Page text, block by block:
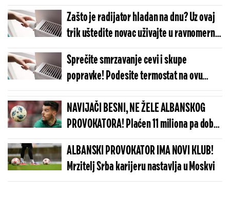
kada žure
Zašto je radijator hladan na dnu? Uz ovaj
trik uštedite novac uživajte u ravnomernoj
toploti
Sprečite smrzavanje cevi i skupe
popravke! Podesite termostat na ovu
temperaturu - trik koji provereno radi
NAVIJAČI BESNI, NE ŽELE ALBANSKOG
PROVOKATORA! Plaćen 11 miliona pa dobio
brutalnu poruku
ALBANSKI PROVOKATOR IMA NOVI KLUB!
Mrzitelj Srba karijeru nastavlja u Moskvi